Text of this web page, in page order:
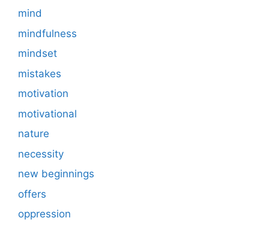
mind
mindfulness
mindset
mistakes
motivation
motivational
nature
necessity
new beginnings
offers
oppression